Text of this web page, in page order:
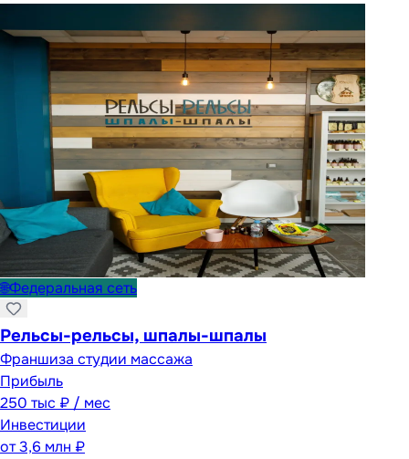
🌐Федеральная сеть
Рельсы-рельсы, шпалы-шпалы
Франшиза студии массажа
Прибыль
250 тыс ₽ / мес
Инвестиции
от3,6 млн ₽